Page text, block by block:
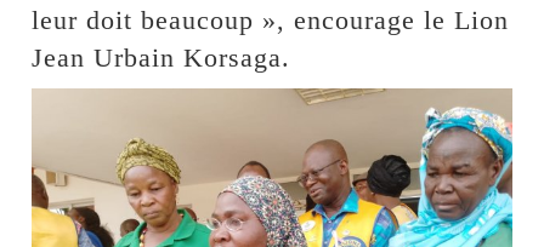
leur doit beaucoup », encourage le Lion
Jean Urbain Korsaga.